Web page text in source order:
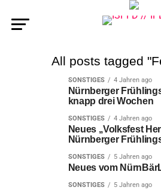
All posts tagged
SONSTIGES 4 Jahren ago
Nürnberger
knapp drei Wochen
SONSTIGES 4 Jahren ago
Neues ,,Volksfest
Nürnberger
SONSTIGES 5 Jahren ago
Neues vom
SONSTIGES 5 Jahren ago